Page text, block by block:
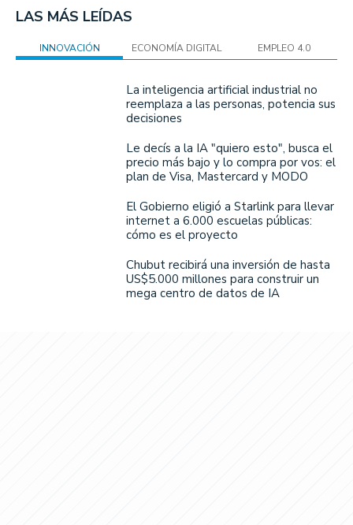
LAS MÁS LEÍDAS
INNOVACIÓN ECONOMÍA DIGITAL EMPLEO 4.0
La inteligencia artificial industrial no
reemplaza a las personas, potencia sus
decisiones
Le decís a la IA "quiero esto", busca el
precio más bajo y lo compra por vos: el
plan de Visa, Mastercard y MODO
El Gobierno eligió a Starlink para llevar
internet a 6.000 escuelas públicas:
cómo es el proyecto
Chubut recibirá una inversión de hasta
US$5.000 millones para construir un
mega centro de datos de IA